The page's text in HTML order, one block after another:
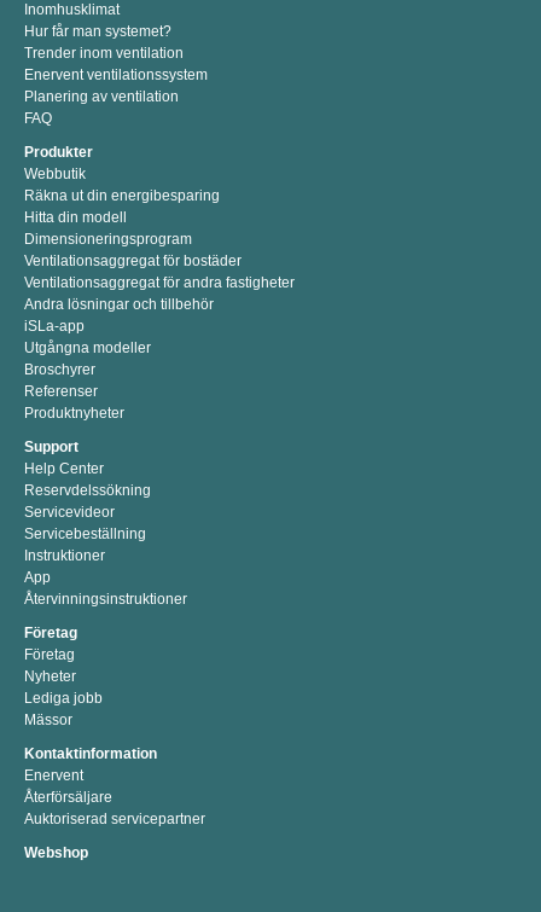
Inomhusklimat
Hur får man systemet?
Trender inom ventilation
Enervent ventilationssystem
Planering av ventilation
FAQ
Produkter
Webbutik
Räkna ut din energibesparing
Hitta din modell
Dimensioneringsprogram
Ventilationsaggregat för bostäder
Ventilationsaggregat för andra fastigheter
Andra lösningar och tillbehör
iSLa-app
Utgångna modeller
Broschyrer
Referenser
Produktnyheter
Support
Help Center
Reservdelssökning
Servicevideor
Servicebeställning
Instruktioner
App
Återvinningsinstruktioner
Företag
Företag
Nyheter
Lediga jobb
Mässor
Kontaktinformation
Enervent
Återförsäljare
Auktoriserad servicepartner
Webshop